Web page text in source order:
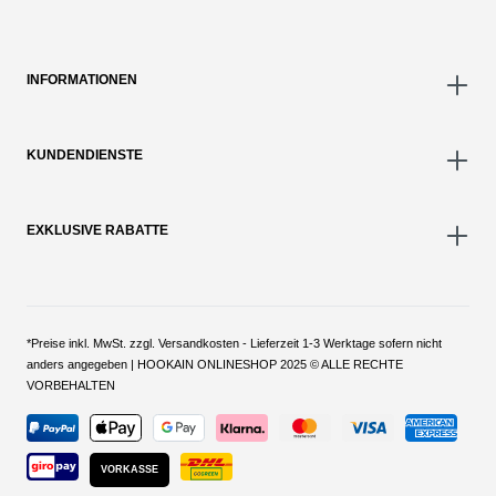
INFORMATIONEN
KUNDENDIENSTE
EXKLUSIVE RABATTE
*Preise inkl. MwSt. zzgl. Versandkosten - Lieferzeit 1-3 Werktage sofern nicht
anders angegeben | HOOKAIN ONLINESHOP 2025 © ALLE RECHTE
VORBEHALTEN
VORKASSE